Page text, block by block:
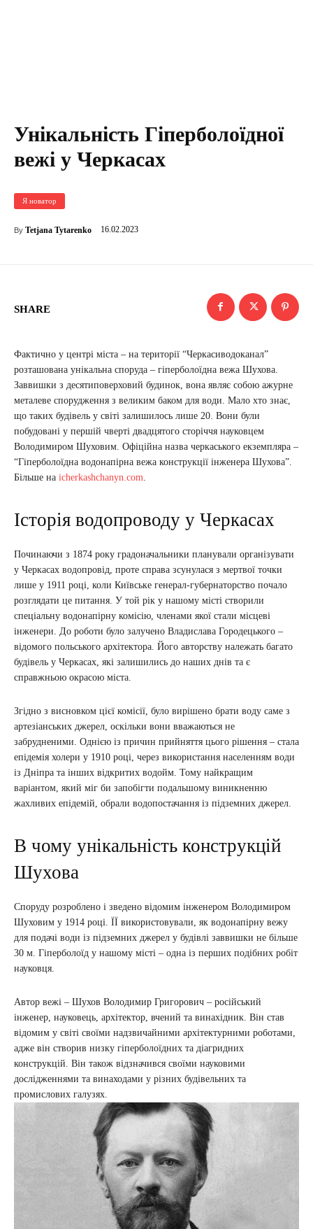
Унікальність Гіперболоїдної
вежі у Черкасах
Я новатор
By Tetjana Tytarenko 16.02.2023
SHARE
Фактично у центрі міста – на території “Черкасиводоканал”
розташована унікальна споруда – гіперболоїдна вежа Шухова.
Заввишки з десятиповерховий будинок, вона являє собою ажурне
металеве спорудження з великим баком для води. Мало хто знає,
що таких будівель у світі залишилось лише 20. Вони були
побудовані у першій чверті двадцятого сторіччя науковцем
Володимиром Шуховим. Офіційна назва черкаського екземпляра –
“Гіперболоїдна водонапірна вежа конструкції інженера Шухова”.
Більше на icherkashchanyn.com
Історія водопроводу у Черкасах
Починаючи з 1874 року градоначальники планували організувати
у Черкасах водопровід, проте справа зсунулася з мертвої точки
лише у 1911 році, коли Київське генерал-губернаторство почало
розглядати це питання. У той рік у нашому місті створили
спеціальну водонапірну комісію, членами якої стали місцеві
інженери. До роботи було залучено Владислава Городецького –
відомого польського архітектора. Його авторству належать багато
будівель у Черкасах, які залишились до наших днів та є
справжньою окрасою міста.
Згідно з висновком цієї комісії, було вирішено брати воду саме з
артезіанських джерел, оскільки вони вважаються не
забрудненими. Однією із причин прийняття цього рішення – стала
епідемія холери у 1910 році, через використання населенням води
із Дніпра та інших відкритих водойм. Тому найкращим
варіантом, який міг би запобігти подальшому виникненню
жахливих епідемій, обрали водопостачання із підземних джерел.
В чому унікальність конструкцій
Шухова
Споруду розроблено і зведено відомим інженером Володимиром
Шуховим у 1914 році. ЇЇ використовували, як водонапірну вежу
для подачі води із підземних джерел у будівлі заввишки не більше
30 м. Гіперболоїд у нашому місті – одна із перших подібних робіт
науковця.
Автор вежі – Шухов Володимир Григорович – російський
інженер, науковець, архітектор, вчений та винахідник. Він став
відомим у світі своїми надзвичайними архітектурними роботами,
адже він створив низку гіперболоїдних та діагридних
конструкцій. Він також відзначився своїми науковими
дослідженнями та винаходами у різних будівельних та
промислових галузях.